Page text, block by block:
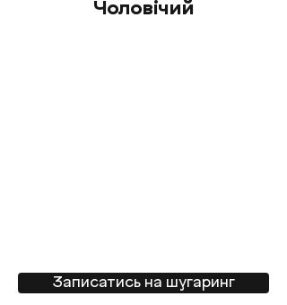
Чоловічий
Записатись на шугаринг